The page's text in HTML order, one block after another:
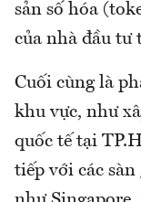
sản số hóa
của nhà đầu tư
Cuối cùng là
khu vực, như
quốc tế tại
tiếp với các